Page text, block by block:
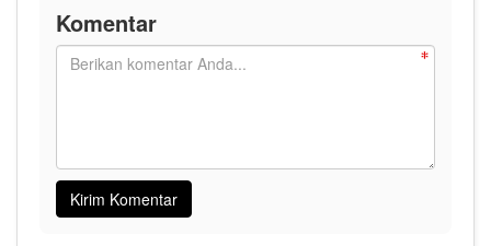
Komentar